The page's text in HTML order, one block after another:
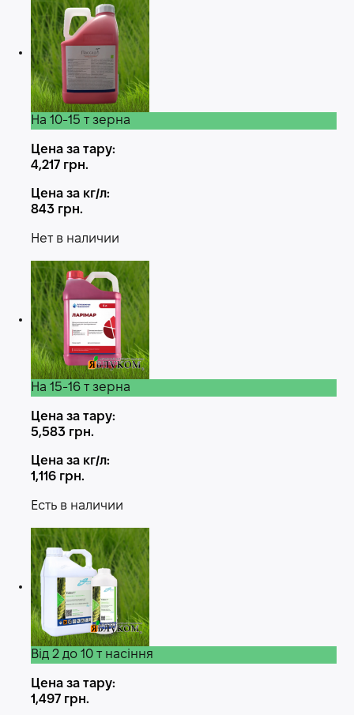
На 10-15 т зерна
Цена за тару:
4,217 грн.
Цена за кг/л:
843 грн.
Нет в наличии
На 15-16 т зерна
Цена за тару:
5,583 грн.
Цена за кг/л:
1,116 грн.
Есть в наличии
Від 2 до 10 т насіння
Цена за тару:
1,497 грн.